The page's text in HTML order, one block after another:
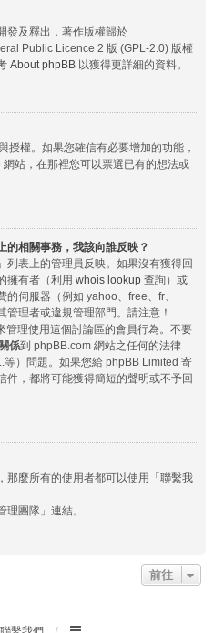
發及釋出，著作版權歸於
Public Licence 2 版 (GPL-2.0) 版權
About phpBB 以獲得更詳細的資料。
授權。如果您確信有必要增加的功能，
網站，在那裡您可以票選已有的想法或
的相關事務，我該向誰反映？
列表上的管理員反映。如果沒有獲得回
擁有者（利用 whois lookup 查詢）或
伺服器（例如 yahoo、free、fr、
理者或違規管理部門。請注意！
管理使用這個討論區的會員行為。不要
係到 phpBB.com 網站之任何的法律
等）問題。如果您給 phpBB Limited 寄
件，都將可能獲得簡短的聲明或不予回
那麼所有的使用者都可以使用「聯繫我
團隊」連結。
前往